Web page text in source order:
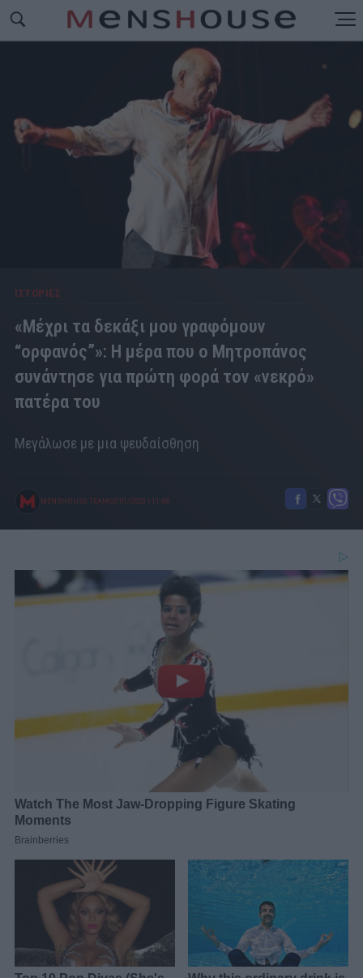
ΙΣΤΟΡΙΕΣ
«Μέχρι τα δεκάξι μου γραφόμουν
“ορφανός”»: Η μέρα που ο Μητροπάνος
συνάντησε για πρώτη φορά τον «νεκρό»
πατέρα του
Μεγάλωσε με μια ψευδαίσθηση
MENSHOUSE TEAM 02/01/2023 11:00